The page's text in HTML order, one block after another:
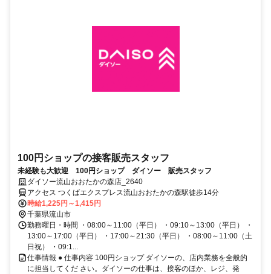
100円ショップの接客販売スタッフ
未経験も大歓迎 100円ショップ ダイソー 販売スタッフ
ダイソー流山おおたかの森店_2640
アクセス つくばエクスプレス流山おおたかの森駅徒歩14分
時給1,225円～1,415円
千葉県流山市
勤務曜日・時間 ・08:00～11:00（平日） ・09:10～13:00（平日） ・
13:00～17:00（平日） ・17:00～21:30（平日） ・08:00～11:00（土
日祝） ・09:1...
仕事情報 ● 仕事内容 100円ショップ ダイソーの、店内業務を全般的
に担当してくだ さい。ダイソーの仕事は、接客のほか、レジ、発